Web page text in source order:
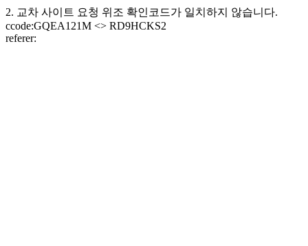
2. 교차 사이트 요청 위조 확인코드가 일치하지 않습니다.
ccode:GQEA121M <> RD9HCKS2
referer: